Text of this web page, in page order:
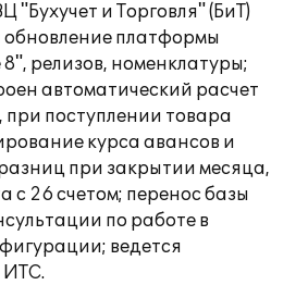
"Бухучет и Торговля" (БиТ)
платформы
релизов, номенклатуры;
автоматический расчет
поступлении товара
курса авансов и
при закрытии месяца,
с 26 счетом; перенос базы
по работе в
ведется
ИТС.